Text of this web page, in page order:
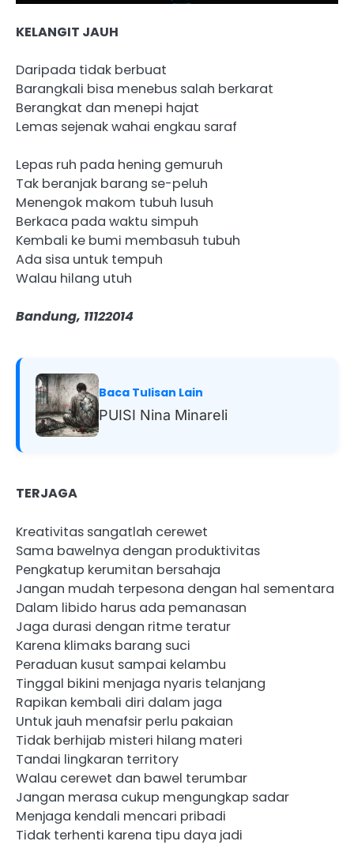
KELANGIT JAUH
Daripada tidak berbuat
Barangkali bisa menebus salah berkarat
Berangkat dan menepi hajat
Lemas sejenak wahai engkau saraf
Lepas ruh pada hening gemuruh
Tak beranjak barang se-peluh
Menengok makom tubuh lusuh
Berkaca pada waktu simpuh
Kembali ke bumi membasuh tubuh
Ada sisa untuk tempuh
Walau hilang utuh
Bandung, 11122014
Baca Tulisan Lain
PUISI Nina Minareli
TERJAGA
Kreativitas sangatlah cerewet
Sama bawelnya dengan produktivitas
Pengkatup kerumitan bersahaja
Jangan mudah terpesona dengan hal sementara
Dalam libido harus ada pemanasan
Jaga durasi dengan ritme teratur
Karena klimaks barang suci
Peraduan kusut sampai kelambu
Tinggal bikini menjaga nyaris telanjang
Rapikan kembali diri dalam jaga
Untuk jauh menafsir perlu pakaian
Tidak berhijab misteri hilang materi
Tandai lingkaran territory
Walau cerewet dan bawel terumbar
Jangan merasa cukup mengungkap sadar
Menjaga kendali mencari pribadi
Tidak terhenti karena tipu daya jadi